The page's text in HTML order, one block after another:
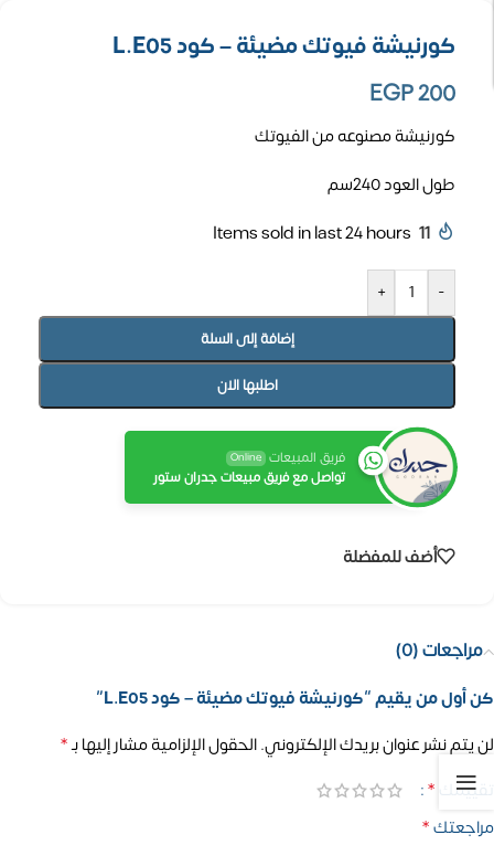
كورنيشة فيوتك مضيئة – كود L.E05
EGP200
كورنيشة مصنوعه من الفيوتك
طول العود 240سم
11
Items sold in last 24 hours
-
+
إضافة إلى السلة
اطلبها الان
فريق المبيعات Online
تواصل مع فريق مبيعات جدران ستور
أضف للمفضلة
مراجعات (0)
كن أول من يقيم “كورنيشة فيوتك مضيئة – كود L.E05”
لن يتم نشر عنوان بريدك الإلكتروني.الحقول الإلزامية مشار إليها بـ*
تقييمك *
مراجعتك*